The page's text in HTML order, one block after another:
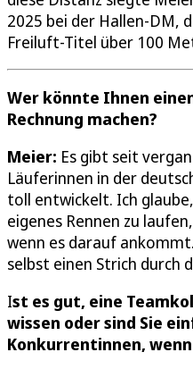
2025 bei der Hallen-DM,
Freiluft-Titel über 100
Wer könnte Ihnen
Rechnung machen?
Meier: Es gibt seit
Läuferinnen in der
toll entwickelt. Ich
eigenes Rennen zu
wenn es darauf
selbst einen Strich durch
Ist es gut, eine
wissen oder sind Sie
Konkurrentinnen,